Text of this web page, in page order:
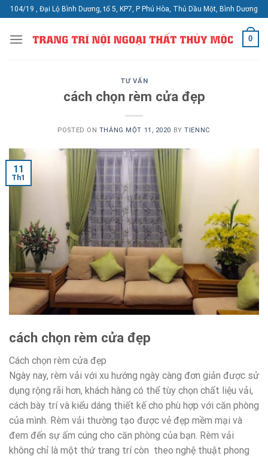
Skip
to
content
104/19 , Đại Lộ Bình Dương, tổ 5, KP7, P Phú Hòa, Thủ Dầu Một, Bình Dương
0
TƯ VẤN
cách chọn rèm cửa đẹp
POSTED ON THÁNG MỘT 11, 2020 BYTIENNC
11
Th1
cách chọn rèm cửa đẹp
Cách chọn rèm cửa đẹp
Ngày nay, rèm vải với xu hướng ngày càng đơn giản được sử
dụng rộng rãi hơn, khách hàng có thể tùy chọn chất liệu vải,
cách bày trí và kiểu dáng thiết kế cho phù hợp với căn phòng
của mình. Rèm vải thường tạo được vẻ đẹp mềm mại và
đem đến sự ấm cúng cho căn phòng của bạn. Rèm vải
không chỉ là một thứ trang trí còn theo nghệ thuật phong